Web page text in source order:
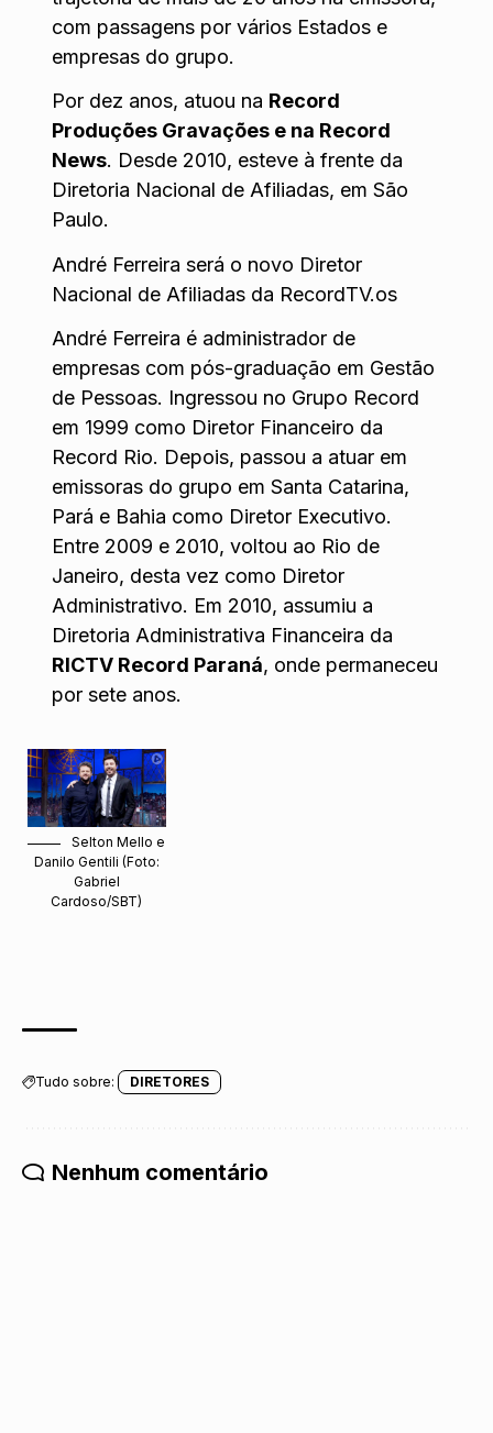
com passagens por vários Estados e
empresas do grupo.
Por dez anos, atuou na Record
Produções Gravações e na Record
News. Desde 2010, esteve à frente da
Diretoria Nacional de Afiliadas, em São
Paulo.
André Ferreira será o novo Diretor
Nacional de Afiliadas da RecordTV.os
André Ferreira é administrador de
empresas com pós-graduação em Gestão
de Pessoas. Ingressou no Grupo Record
em 1999 como Diretor Financeiro da
Record Rio. Depois, passou a atuar em
emissoras do grupo em Santa Catarina,
Pará e Bahia como Diretor Executivo.
Entre 2009 e 2010, voltou ao Rio de
Janeiro, desta vez como Diretor
Administrativo. Em 2010, assumiu a
Diretoria Administrativa Financeira da
RICTV Record Paraná, onde permaneceu
por sete anos.
Selton Mello e
Danilo Gentili (Foto:
Gabriel
Cardoso/SBT)
Tudo sobre: DIRETORES
Nenhum comentário